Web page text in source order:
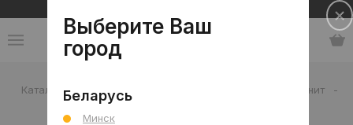
Каталог - Керамогранит
-
Enfield Armani Dove Pol (G) 60x120 R
Выберите Ваш
город
Беларусь
Минск